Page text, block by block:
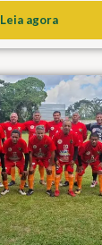
Leia agora